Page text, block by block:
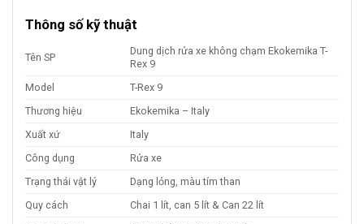
Thông số kỹ thuật
Tên SP
Dung dịch rửa xe không chạm Ekokemika T-
Rex 9
Model
T-Rex 9
Thương hiệu
Ekokemika – Italy
Xuất xứ
Italy
Công dụng
Rửa xe
Trạng thái vật lý
Dạng lỏng, màu tím than
Quy cách
Chai 1 lít, can 5 lít & Can 22 lít